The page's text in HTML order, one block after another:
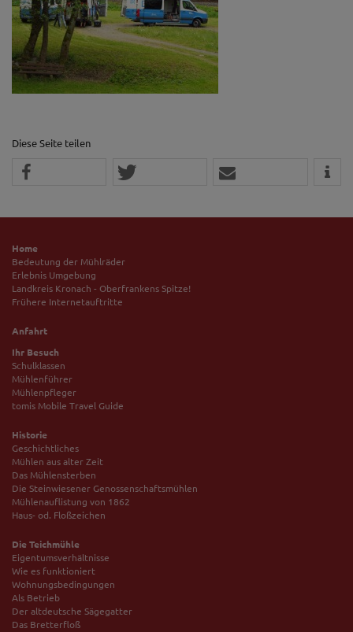
Diese Seite teilen
Home
Bedeutung der Mühlräder
Erlebnis Umgebung
Landkreis Kronach - Oberfrankens Spitze!
Frühere Internetauftritte
Anfahrt
Ihr Besuch
Schulklassen
Mühlenführer
Mühlenpfleger
tomis Mobile Travel Guide
Historie
Geschichtliches
Mühlen aus alter Zeit
Das Mühlensterben
Die Steinwiesener Genossenschaftsmühlen
Mühlenauflistung von 1862
Haus- od. Floßzeichen
Die Teichmühle
Eigentumsverhältnisse
Wie es funktioniert
Wohnungsbedingungen
Als Betrieb
Der altdeutsche Sägegatter
Das Bretterfloß